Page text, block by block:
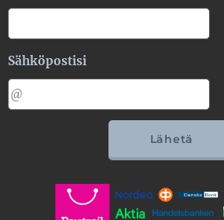
Sähköpostisi
Lähetä